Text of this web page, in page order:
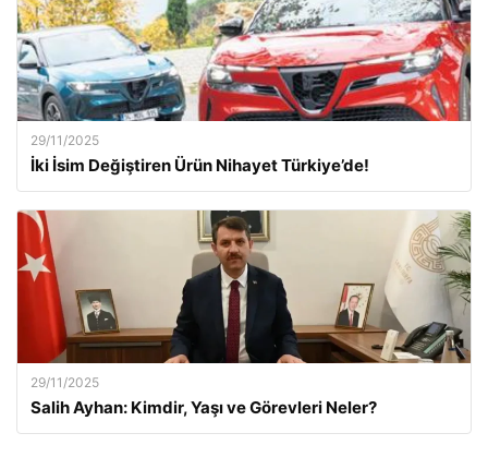
29/11/2025
İki İsim Değiştiren Ürün Nihayet Türkiye’de!
29/11/2025
Salih Ayhan: Kimdir, Yaşı ve Görevleri Neler?